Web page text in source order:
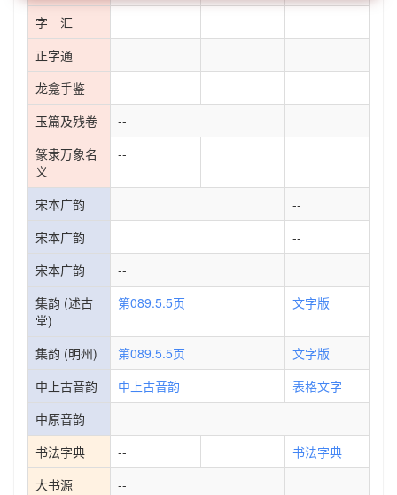
字 汇
正字通
龙龛手鉴
玉篇及残卷
--
篆隶万象名
义
--
宋本广韵
--
宋本广韵
--
宋本广韵
--
集韵 (述古
堂)
第089.5.5页 文字版
集韵 (明州) 第089.5.5页
文字版
中上古音韵
中上古音韵
表格文字
中原音韵
书法字典
--
书法字典
大书源
--